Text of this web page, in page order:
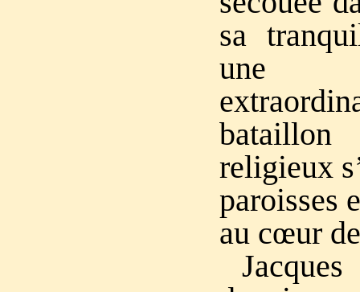
sa
une
religieux
paroisses
au cœur